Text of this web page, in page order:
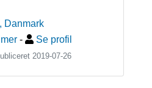
Danmark
- Se profil
2019-07-26